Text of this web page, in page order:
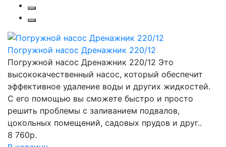
Погружной насос Дренажник 220/12
Погружной насос Дренажник 220/12 Это
высококачественный насос, который обеспечит
эффективное удаление воды и других жидкостей.
С его помощью вы сможете быстро и просто
решить проблемы с заливанием подвалов,
цокольных помещений, садовых прудов и друг..
8 760р.